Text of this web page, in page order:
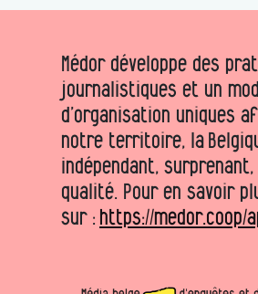
Médor développe des
journalistiques et un
d’organisation uniques
notre territoire, la
indépendant,
qualité. Pour en savoir
sur : https://medor.coop/